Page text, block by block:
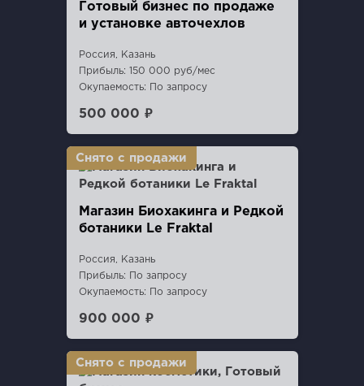
Готовый бизнес по продаже
и установке авточехлов
Россия, Казань
Прибыль: 150 000 руб/мес
Окупаемость: По запросу
500 000 ₽
Магазин Биохакинга и Редкой
ботаники Le Fraktal
Россия, Казань
Прибыль: По запросу
Окупаемость: По запросу
900 000 ₽